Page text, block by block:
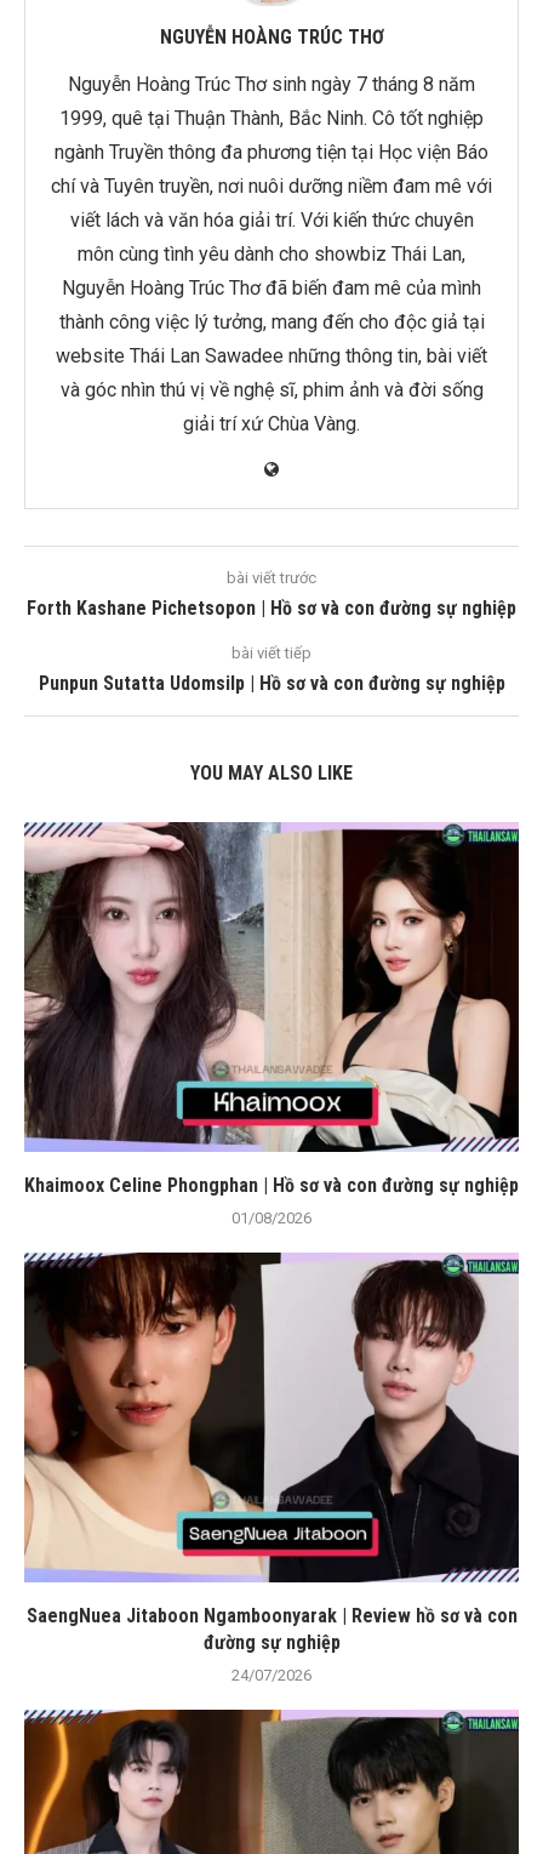
NGUYỄN HOÀNG TRÚC THƠ
Nguyễn Hoàng Trúc Thơ sinh ngày 7 tháng 8 năm
1999, quê tại Thuận Thành, Bắc Ninh. Cô tốt nghiệp
ngành Truyền thông đa phương tiện tại Học viện Báo
chí và Tuyên truyền, nơi nuôi dưỡng niềm đam mê với
viết lách và văn hóa giải trí. Với kiến thức chuyên
môn cùng tình yêu dành cho showbiz Thái Lan,
Nguyễn Hoàng Trúc Thơ đã biến đam mê của mình
thành công việc lý tưởng, mang đến cho độc giả tại
website Thái Lan Sawadee những thông tin, bài viết
và góc nhìn thú vị về nghệ sĩ, phim ảnh và đời sống
giải trí xứ Chùa Vàng.
bài viết trước
Forth Kashane Pichetsopon | Hồ sơ và con đường sự nghiệp
bài viết tiếp
Punpun Sutatta Udomsilp | Hồ sơ và con đường sự nghiệp
YOU MAY ALSO LIKE
Khaimoox Celine Phongphan | Hồ sơ và con đường sự nghiệp
01/08/2026
SaengNuea Jitaboon Ngamboonyarak | Review hồ sơ và con
đường sự nghiệp
24/07/2026